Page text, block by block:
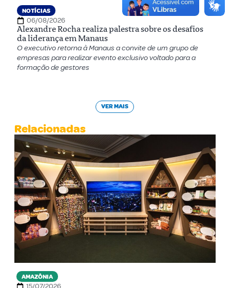
NOTÍCIAS
06/08/2026
Alexandre Rocha realiza palestra sobre os desafios
da liderança em Manaus
O executivo retorna à Manaus a convite de um grupo de
empresas para realizar evento exclusivo voltado para a
formação de gestores
VER MAIS
Relacionadas
AMAZÔNIA
15/07/2026